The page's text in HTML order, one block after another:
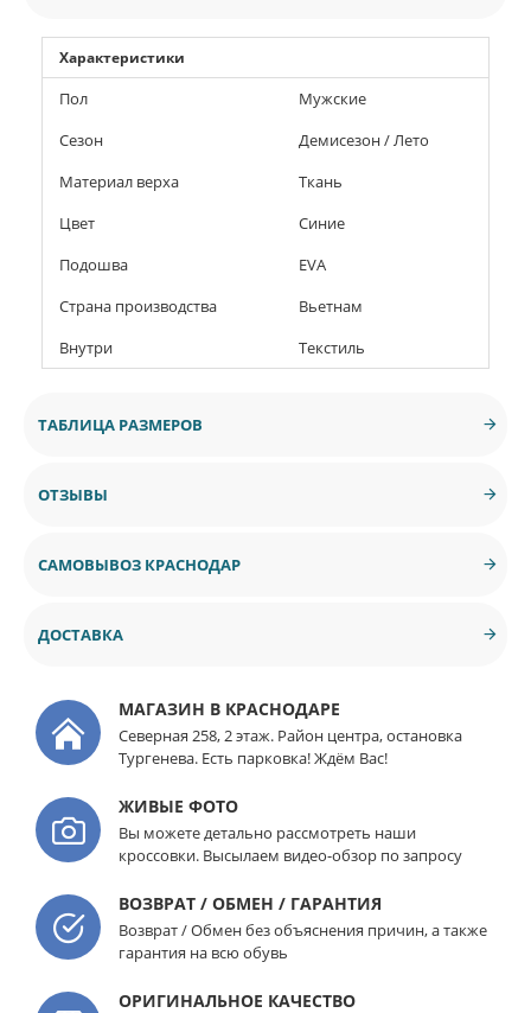
Характеристики
Пол
Мужские
Сезон
Демисезон / Лето
Материал верха
Ткань
Цвет
Синие
Подошва
EVA
Страна производства
Вьетнам
Внутри
Текстиль
ТАБЛИЦА РАЗМЕРОВ
ОТЗЫВЫ
САМОВЫВОЗ КРАСНОДАР
ДОСТАВКА
МАГАЗИН В КРАСНОДАРЕ
Северная 258, 2 этаж. Район центра, остановка
Тургенева. Есть парковка! Ждём Вас!
ЖИВЫЕ ФОТО
Вы можете детально рассмотреть наши
кроссовки. Высылаем видео-обзор по запросу
ВОЗВРАТ / ОБМЕН / ГАРАНТИЯ
Возврат / Обмен без объяснения причин, а также
гарантия на всю обувь
ОРИГИНАЛЬНОЕ КАЧЕСТВО